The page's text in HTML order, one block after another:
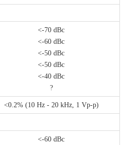
<-70 dBc
<-60 dBc
<-50 dBc
<-50 dBc
<-40 dBc
?
<0.2% (10 Hz - 20 kHz, 1 Vp-p)
<-60 dBc